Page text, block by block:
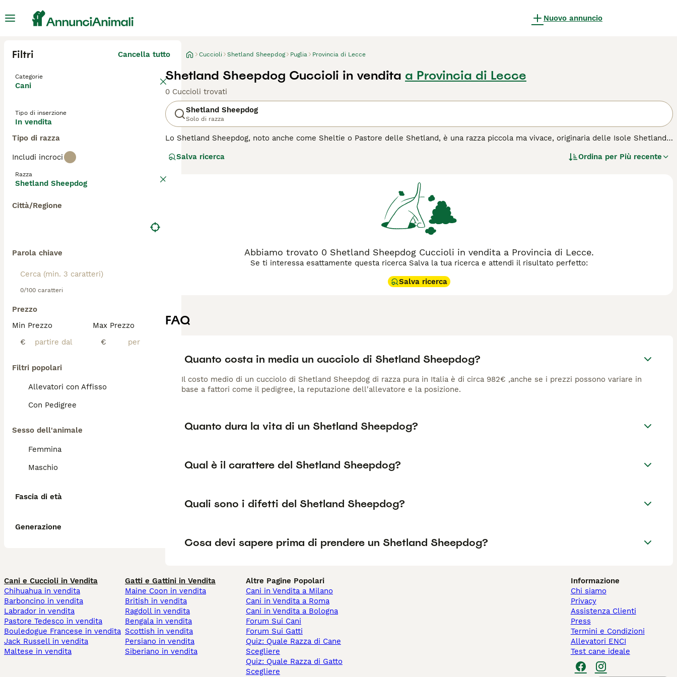
Nuovo annuncio
Filtri Cancella tutto
Categorie
Cani
Tipo di inserzione
In vendita
Tipo di razza
Includi incroci
Razza
Shetland Sheepdog
Città/Regione
Parola chiave
0/100 caratteri
Prezzo
Min Prezzo
€
Max Prezzo
€
Filtri popolari
Allevatori con Affisso
Con Pedigree
Sesso dell'animale
Femmina
Maschio
Fascia di età
Generazione
Cuccioli Shetland Sheepdog Puglia Provincia di Lecce
Shetland Sheepdog Cuccioli in vendita a Provincia di Lecce
0 Cuccioli trovati
Shetland Sheepdog
Solo di razza
Lo Shetland Sheepdog, noto anche come Sheltie o Pastore delle Shetland, è una razza piccola ma vivace, originaria delle Isole Shetland.
Nonostante le dimensioni ridotte, lo Sheltie possiede l'energia e l'intelligenza di un vero cane da pastore, dimostrandosi eccellente in
estranei. Questa razza richiede regolare esercizio fisico e stimolazione mentale, oltre a una cura costante del manto. Adatto a tutti i tipi
di famiglia, lo Sheltie è un compagno fedele che richiede attenzione e amore.
Per scoprire se lo Shetland Sheepdog è il cane giusto per te, leggi la guida all'acquisto per questa razza.
Salva ricerca Ordina per Più recente
Abbiamo trovato 0 Shetland Sheepdog Cuccioli in vendita a Provincia di Lecce.
Se ti interessa esattamente questa ricerca Salva la tua ricerca e attendi il risultato perfetto:
Salva ricerca
FAQ
Quanto costa in media un cucciolo di Shetland Sheepdog?
Il costo medio di un cucciolo di Shetland Sheepdog di razza pura in Italia è di circa 982€ ,anche se i prezzi possono variare in
base a fattori come il pedigree, la reputazione dell'allevatore e la posizione.
Quanto dura la vita di un Shetland Sheepdog?
Qual è il carattere del Shetland Sheepdog?
Quali sono i difetti del Shetland Sheepdog?
Cosa devi sapere prima di prendere un Shetland Sheepdog?
Cani e Cuccioli in Vendita
Chihuahua in vendita
Barboncino in vendita
Labrador in vendita
Pastore Tedesco in vendita
Bouledogue Francese in vendita
Jack Russell in vendita
Maltese in vendita
Gatti e Gattini in Vendita
Maine Coon in vendita
British in vendita
Ragdoll in vendita
Bengala in vendita
Scottish in vendita
Persiano in vendita
Siberiano in vendita
Altre Pagine Popolari
Cani in Vendita a Milano
Cani in Vendita a Roma
Cani in Vendita a Bologna
Forum Sui Cani
Forum Sui Gatti
Quiz: Quale Razza di Cane
Scegliere
Quiz: Quale Razza di Gatto
Scegliere
Informazione
Chi siamo
Privacy
Assistenza Clienti
Press
Termini e Condizioni
Allevatori ENCI
Test cane ideale